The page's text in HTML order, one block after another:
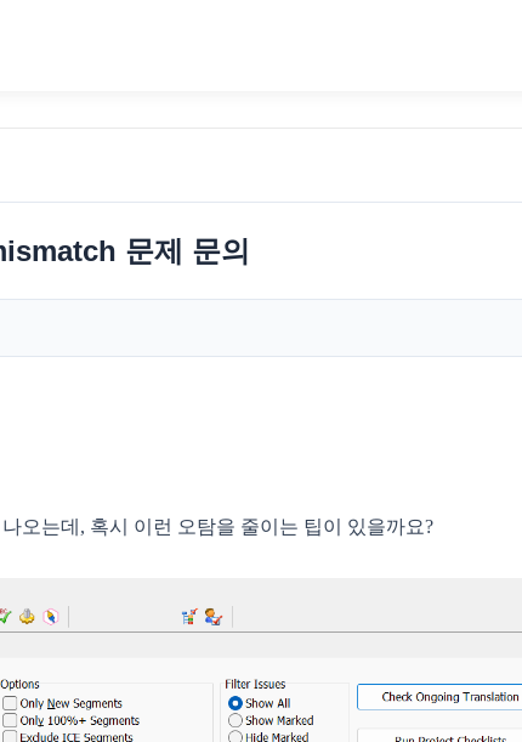
문제 문의
오는데, 혹시 이런 오탐을 줄이는 팁이 있을까요?